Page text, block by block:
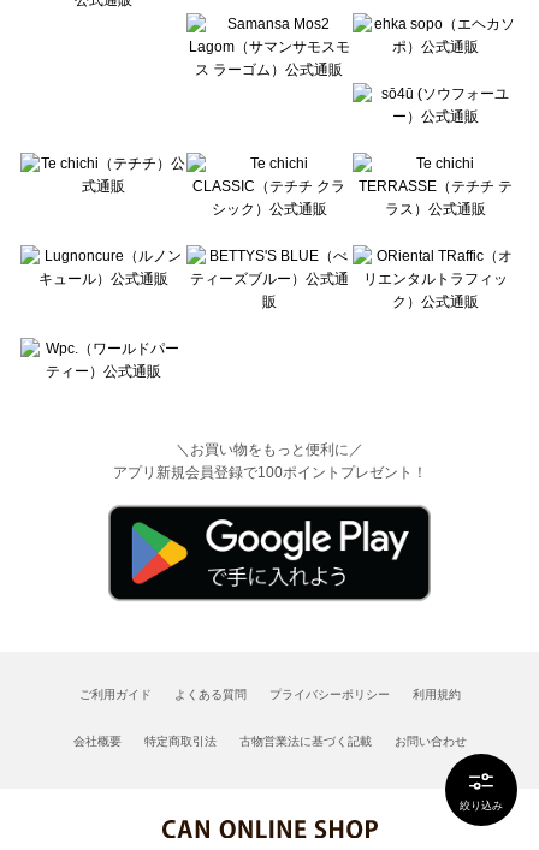
絞り込み
＼お買い物をもっと便利に／
アプリ新規会員登録で100ポイントプレゼント！
ご利用ガイド よくある質問 プライバシーポリシー 利用規約
会社概要 特定商取引法 古物営業法に基づく記載 お問い合わせ